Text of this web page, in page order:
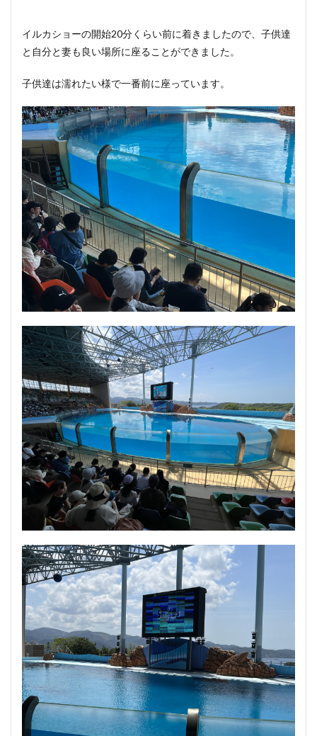
イルカショーの開始20分くらい前に着きましたので、子供達
と自分と妻も良い場所に座ることができました。
子供達は濡れたい様で一番前に座っています。